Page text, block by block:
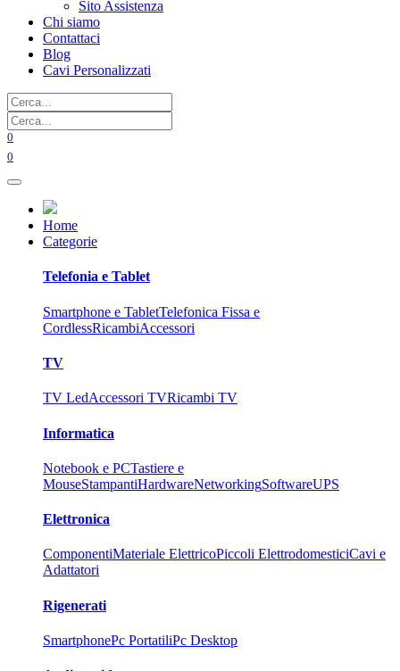
Sito Assistenza
Chi siamo
Contattaci
Blog
Cavi Personalizzati
0
0
Home
Categorie
Telefonia e Tablet
Smartphone e TabletTelefonica Fissa e
CordlessRicambiAccessori
TV
TV LedAccessori TVRicambi TV
Informatica
Notebook e PCTastiere e
MouseStampantiHardwareNetworkingSoftwareUPS
Elettronica
ComponentiMateriale ElettricoPiccoli ElettrodomesticiCavi e
Adattatori
Rigenerati
SmartphonePc PortatiliPc Desktop